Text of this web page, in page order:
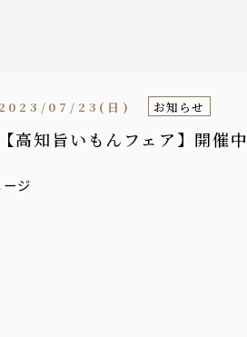
高知旨いもんフェア】開催中
07/23(日) お知らせ